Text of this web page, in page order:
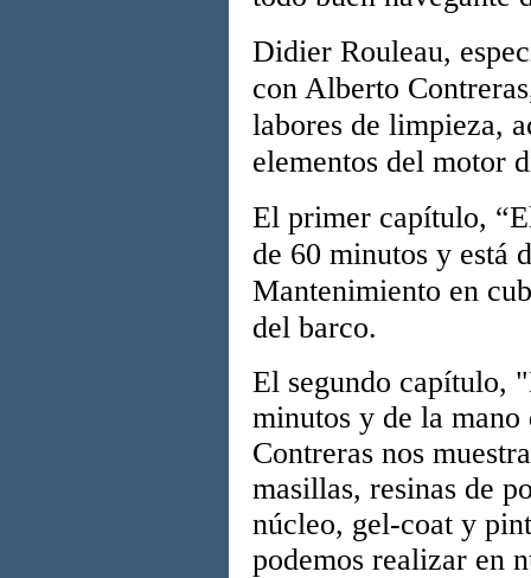
Didier Rouleau,
con Alberto
labores de limpieza,
elementos del motor
El primer capítulo,
de 60 minutos y está
Mantenimiento en
del barco.
El segundo capítulo,
minutos y de la
Contreras nos
masillas, resinas de
núcleo, gel-coat y
podemos realizar en